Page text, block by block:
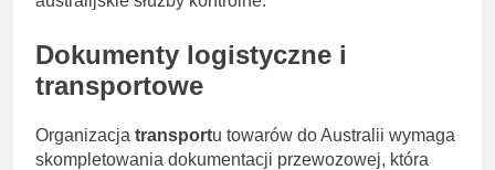
Dokumenty logistyczne i
transportowe
Organizacja transportu towarów do Australii wymaga
skompletowania dokumentacji przewozowej, która